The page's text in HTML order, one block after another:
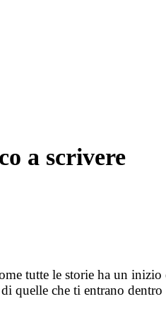
a scrivere
tutte le storie ha un
quelle che ti entrano